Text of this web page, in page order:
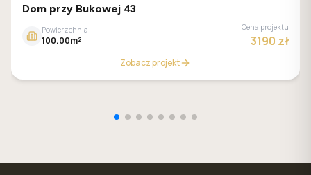
GALERIA DOMÓW
Dom przy Bukowej 43
Powierzchnia
100.00m²
Cena projektu
3190 zł
Zobacz projekt